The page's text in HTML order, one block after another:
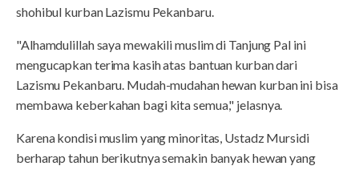
shohibul kurban Lazismu Pekanbaru.
"Alhamdulillah saya mewakili muslim di Tanjung Pal ini
mengucapkan terima kasih atas bantuan kurban dari
Lazismu Pekanbaru. Mudah-mudahan hewan kurban ini bisa
membawa keberkahan bagi kita semua," jelasnya.
Karena kondisi muslim yang minoritas, Ustadz Mursidi
berharap tahun berikutnya semakin banyak hewan yang